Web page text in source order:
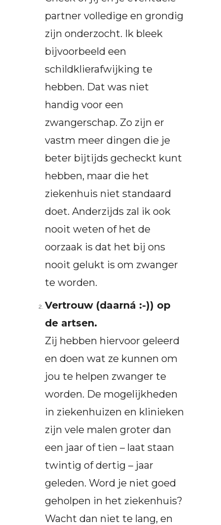
partner volledige en grondig
zijn onderzocht. Ik bleek
bijvoorbeeld een
schildklierafwijking te
hebben. Dat was niet
handig voor een
zwangerschap. Zo zijn er
vastm meer dingen die je
beter bijtijds gecheckt kunt
hebben, maar die het
ziekenhuis niet standaard
doet. Anderzijds zal ik ook
nooit weten of het de
oorzaak is dat het bij ons
nooit gelukt is om zwanger
te worden.
Vertrouw (daarná :-)) op
de artsen.
Zij hebben hiervoor geleerd
en doen wat ze kunnen om
jou te helpen zwanger te
worden. De mogelijkheden
in ziekenhuizen en klinieken
zijn vele malen groter dan
een jaar of tien – laat staan
twintig of dertig – jaar
geleden. Word je niet goed
geholpen in het ziekenhuis?
Wacht dan niet te lang, en